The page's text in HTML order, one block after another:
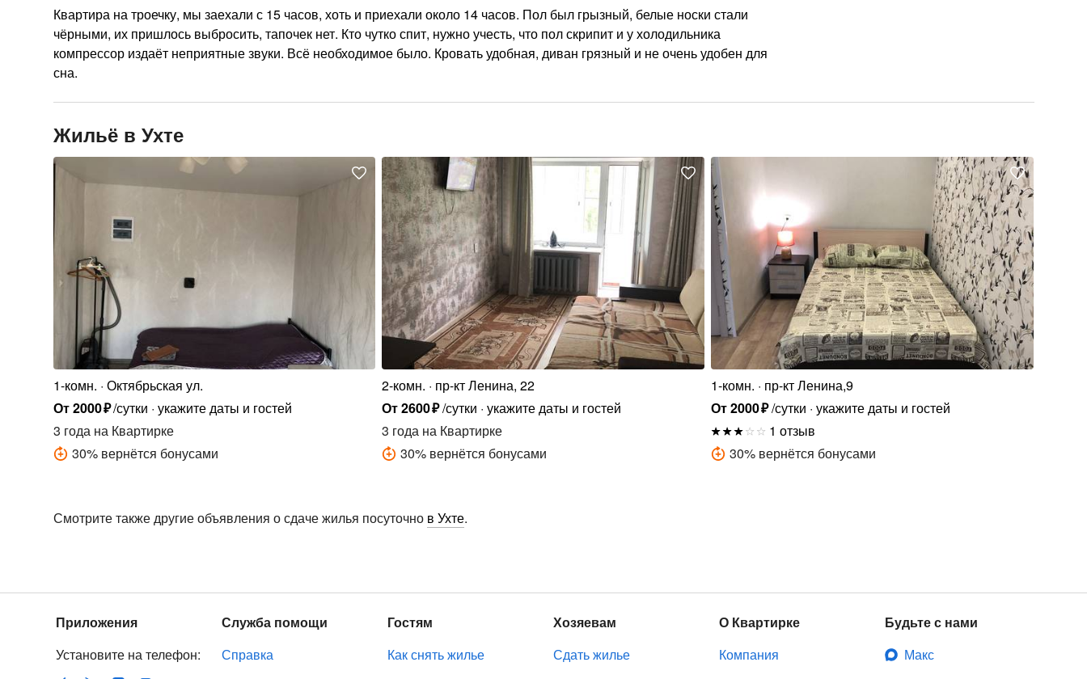
Квартира на троечку, мы заехали с 15 часов, хоть и приехали около 14 часов. Пол был грызный, белые носки стали
чёрными, их пришлось выбросить, тапочек нет. Кто чутко спит, нужно учесть, что пол скрипит и у холодильника
компрессор издаёт неприятные звуки. Всё необходимое было. Кровать удобная, диван грязный и не очень удобен для
сна.
Жильё в Ухте
1-комн. Октябрьская ул.
От2000₽/сутки укажите даты и гостей
3 годана Квартирке
30% вернётся бонусами
2-комн.
пр-кт Ленина, 22
От2600₽/сутки укажите даты и гостей
3 года на Квартирке
30% вернётся бонусами
1-комн.
пр-кт Ленина,9
От2000₽/сутки укажите даты и гостей
1 отзыв
30% вернётся бонусами
Смотрите также другие объявления о сдаче жилья посуточно в Ухте.
Приложения
Установите на телефон:
Служба помощи
Справка
Гостям
Как снять жилье
Хозяевам
Сдать жилье
О Квартирке
Компания
Будьте с нами
Макс